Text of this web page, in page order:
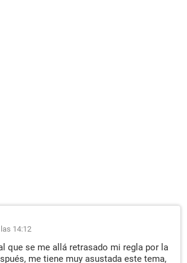
14:12
que se me allá retrasado mi regla por la
me tiene muy asustada este tema,